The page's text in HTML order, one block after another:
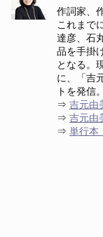
作詞家、
これまで
達彦、石
品を手掛
となる。
に、「吉
トを発信。
⇒ 吉元由
⇒ 吉元由
⇒ 単行本